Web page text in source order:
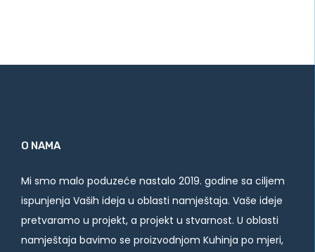
O NAMA
Mi smo malo poduzeće nastalo 2019. godine sa ciljem
ispunjenja Vaših ideja u oblasti namještaja. Vaše ideje
pretvaramo u projekt, a projekt u stvarnost. U oblasti
namještaja bavimo se proizvodnjom Kuhinja po mjeri,